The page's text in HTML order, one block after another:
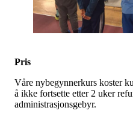
Pris
Våre nybegynnerkurs koster
å ikke fortsette etter 2 uker
administrasjonsgebyr.